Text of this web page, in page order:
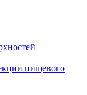
пищевого